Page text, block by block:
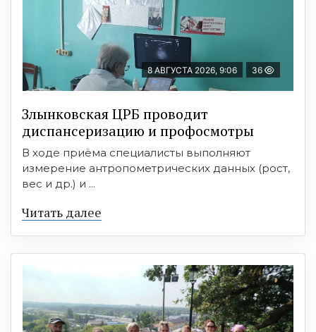
8 АВГУСТА 2026, 9:06 36
Злынковская ЦРБ проводит
диспансеризацию и профосмотры
В ходе приёма специалисты выполняют
измерение антропометрических данных (рост,
вес и др.) и ...
Читать далее